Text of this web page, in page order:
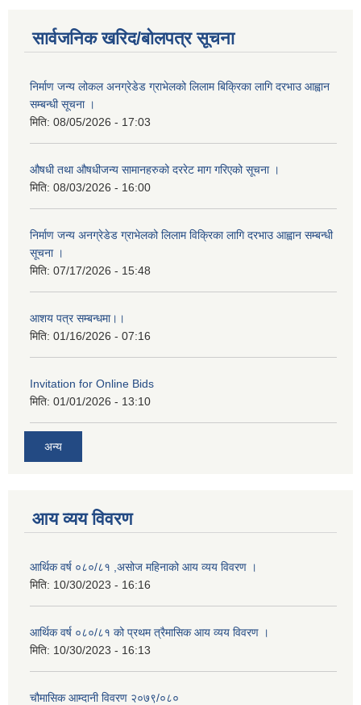
सार्वजनिक खरिद/बोलपत्र सूचना
निर्माण जन्य लोकल अनग्रेडेड ग्राभेलको लिलाम बिक्रिका लागि दरभाउ आह्वान
सम्बन्धी सूचना ।
मिति: 08/05/2026 - 17:03
औषधी तथा औषधीजन्य सामानहरुको दररेट माग गरिएको सूचना ।
मिति: 08/03/2026 - 16:00
निर्माण जन्य अनग्रेडेड ग्राभेलको लिलाम विक्रिका लागि दरभाउ आह्वान सम्बन्धी
सूचना ।
मिति: 07/17/2026 - 15:48
आशय पत्र सम्बन्धमा।।
मिति: 01/16/2026 - 07:16
Invitation for Online Bids
मिति: 01/01/2026 - 13:10
अन्य
आय व्यय विवरण
आर्थिक वर्ष ०८०/८१ ,असोज महिनाको आय व्यय विवरण ।
मिति: 10/30/2023 - 16:16
आर्थिक वर्ष ०८०/८१ को प्रथम त्रैमासिक आय व्यय विवरण ।
मिति: 10/30/2023 - 16:13
चौमासिक आम्दानी विवरण २०७९/०८०